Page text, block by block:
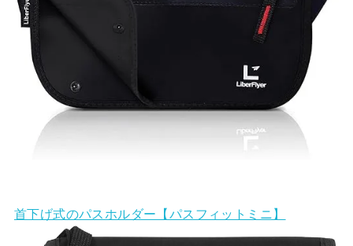
首下げ式のパスホルダー【パスフィットミニ】